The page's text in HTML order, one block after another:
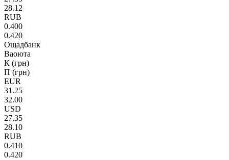
28.12
RUB
0.400
0.420
Ощадбанк
Ваоюта
К (грн)
П (грн)
EUR
31.25
32.00
USD
27.35
28.10
RUB
0.410
0.420